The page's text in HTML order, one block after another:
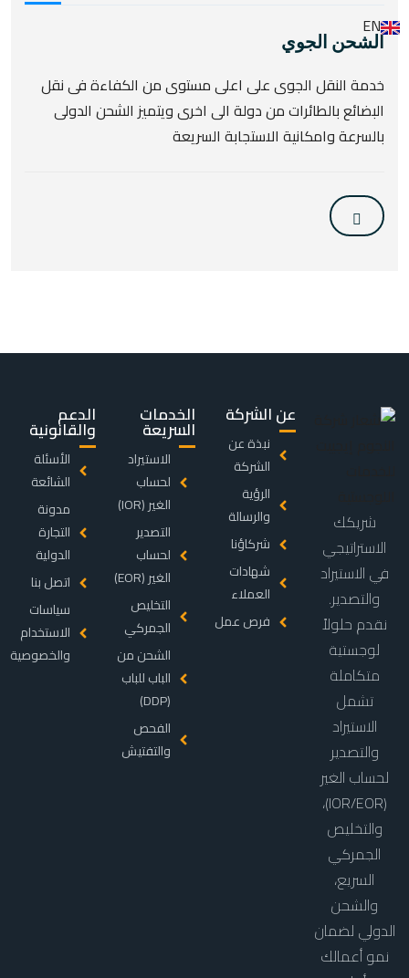
EN
الشحن الجوي
خدمة النقل الجوى على اعلى مستوى من الكفاءة فى نقل
البضائع بالطائرات من دولة الى اخرى ويتميز الشحن الدولى
بالسرعة وامكانية الاستجابة السريعة
شريكك
الاستراتيجي
في الاستيراد
والتصدير.
نقدم حلولاً
لوجستية
متكاملة
تشمل
الاستيراد
والتصدير
لحساب الغير
(IOR/EOR)،
والتخليص
الجمركي
السريع،
والشحن
الدولي لضمان
نمو أعمالك
عن الشركة
نبذة عن
الشركة
الرؤية
والرسالة
شركاؤنا
شهادات
العملاء
فرص عمل
الخدمات
السريعة
الاستيراد
لحساب
الغير (IOR)
التصدير
لحساب
الغير (EOR)
التخليص
الجمركي
الشحن من
الباب للباب
(DDP)
الفحص
والتفتيش
الدعم
والقانونية
الأسئلة
الشائعة
مدونة
التجارة
الدولية
اتصل بنا
سياسات
الاستخدام
والخصوصية